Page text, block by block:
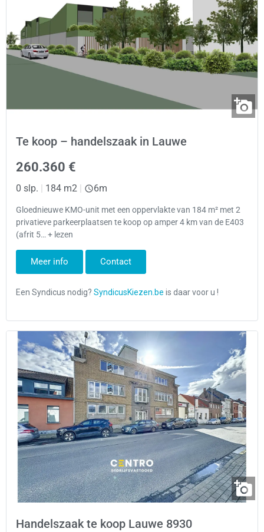
Te koop – handelszaak in Lauwe
260.360 €
0 slp. | 184 m2 | 6m
Gloednieuwe KMO-unit met een oppervlakte van 184 m² met 2
privatieve parkeerplaatsen te koop op amper 4 km van de E403
(afrit 5… + lezen
Meer info Contact
Handelszaak te koop Lauwe 8930